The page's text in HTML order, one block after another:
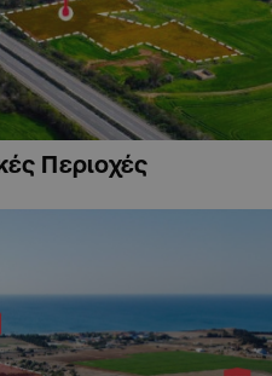
Περιοχές